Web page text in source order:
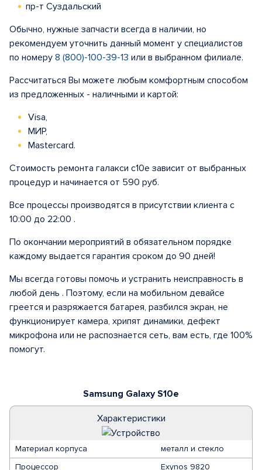
Samsung Galaxy S10e
Характеристики
Материал корпуса
металл и стекло
Процессор
Exynos 9820
пр-т Суздальский
Обычно, нужные запчасти всегда в наличии, но
рекомендуем уточнить данный момент у специалистов
по номеру 8 (800)-100-39-13 или в выбранном филиале.
Рассчитаться Вы можете любым комфортным способом
из предложенных - наличными и картой:
Visa,
МИР,
Mastercard.
Стоимость ремонта галакси с10е зависит от выбранных
процедур и начинается от 590 руб.
Все процессы производятся в присутствии клиента с
10:00 до 22:00 .
По окончании мероприятий в обязательном порядке
каждому выдается гарантия сроком до 90 дней!
Мы всегда готовы помочь и устранить неисправность в
любой день . Поэтому, если на мобильном девайсе
греется и разряжается батарея, разбился экран, не
функционирует камера, хрипят динамики, дефект
микрофона или не распознается сеть, вам есть, где 100%
помогут.